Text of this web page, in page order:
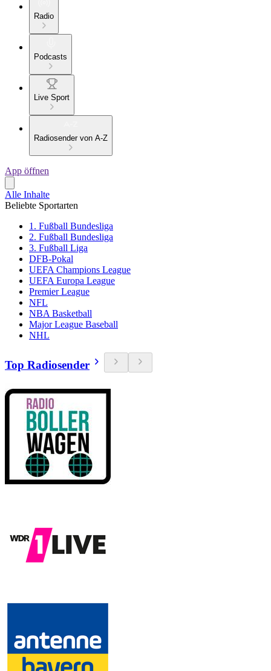
Radio
Podcasts
Live Sport
Radiosender von A-Z
App öffnen
Alle Inhalte
Beliebte Sportarten
1. Fußball Bundesliga
2. Fußball Bundesliga
3. Fußball Liga
DFB-Pokal
UEFA Champions League
UEFA Europa League
Premier League
NFL
NBA Basketball
Major League Baseball
NHL
Top Radiosender